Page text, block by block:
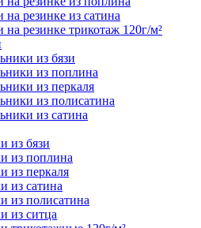
резинке из сатина
резинке трикотаж 120г/м²
из бязи
из поплина
из перкаля
из полисатина
из сатина
из бязи
из поплина
из перкаля
из сатина
из полисатина
из ситца